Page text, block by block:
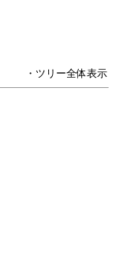
・ツリー全体表示